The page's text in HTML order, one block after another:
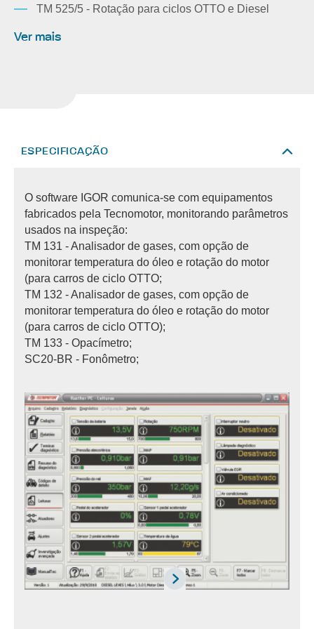
TM 525/5 - Rotação para ciclos OTTO e Diesel
Ver mais
ESPECIFICAÇÃO
O software IGOR comunica-se com equipamentos
fabricados pela Tecnomotor, monitorando parâmetros
usados na inspeção:
TM 131 - Analisador de gases, com opção de
monitorar temperatura do óleo e rotação do motor
(para carros de ciclo OTTO;
TM 132 - Analisador de gases, com opção de
monitorar temperatura do óleo e rotação do motor
(para carros de ciclo OTTO);
TM 133 - Opacímetro;
SC20-BR - Fonômetro;